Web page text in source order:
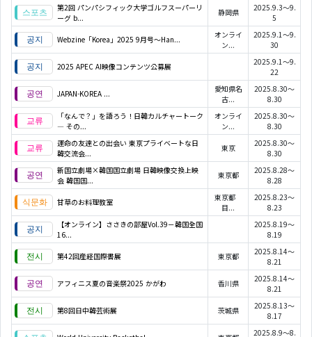
第2回 パンパシフィック大学ゴルフスーパーリ
ーグ b...
静岡県
2025.9.3～9.
5
Webzine「Korea」2025 9月号～Han...
オンライ
ン...
2025.9.1～9.
30
2025 APEC AI映像コンテンツ公募展
2025.9.1～9.
22
JAPAN-KOREA ...
愛知県名
古...
2025.8.30～
8.30
「なんで？」を語ろう！日韓カルチャートーク
― その...
オンライ
ン...
2025.8.30～
8.30
運命の友達との出会い 東京プライベートな日
韓交流会...
東京
2025.8.30～
8.30
新国立劇場×韓国国立劇場 日韓映像交換上映
会 韓国国...
東京都
2025.8.28～
8.28
甘草のお料理教室
東京都
目...
2025.8.23～
8.23
【オンライン】ささきの部屋Vol.39－韓国全国
16...
2025.8.19～
8.19
第42回産経国際書展 東京都
2025.8.14～
8.21
アフィニス夏の音楽祭2025 かがわ 香川県
2025.8.14～
8.21
第8回日中韓芸術展 茨城県
2025.8.13～
8.17
2025.8.9～8.